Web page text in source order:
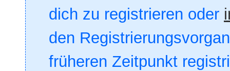
dich zu registrieren oder
den
früheren Zeitpunkt